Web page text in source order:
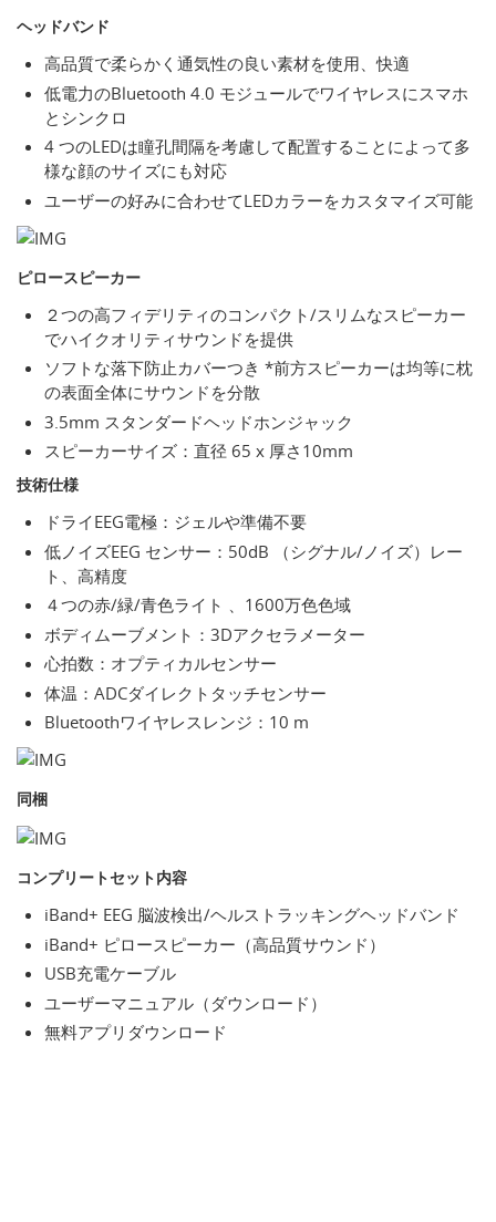
ヘッドバンド
高品質で柔らかく通気性の良い素材を使用、快適
低電力のBluetooth 4.0 モジュールでワイヤレスにスマホ
とシンクロ
4 つのLEDは瞳孔間隔を考慮して配置することによって多
様な顔のサイズにも対応
ユーザーの好みに合わせてLEDカラーをカスタマイズ可能
ピロースピーカー
２つの高フィデリティのコンパクト/スリムなスピーカー
でハイクオリティサウンドを提供
ソフトな落下防止カバーつき *前方スピーカーは均等に枕
の表面全体にサウンドを分散
3.5mm スタンダードヘッドホンジャック
スピーカーサイズ：直径 65 x 厚さ10mm
技術仕様
ドライEEG電極：ジェルや準備不要
低ノイズEEG センサー：50dB （シグナル/ノイズ）レー
ト、高精度
４つの赤/緑/青色ライト 、1600万色色域
ボディムーブメント：3Dアクセラメーター
心拍数：オプティカルセンサー
体温：ADCダイレクトタッチセンサー
Bluetoothワイヤレスレンジ：10 m
同梱
コンプリートセット内容
iBand+ EEG 脳波検出/ヘルストラッキングヘッドバンド
iBand+ ピロースピーカー（高品質サウンド）
USB充電ケーブル
ユーザーマニュアル（ダウンロード）
無料アプリダウンロード